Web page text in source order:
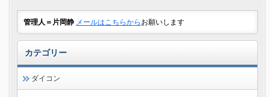
管理人＝片岡静 メールはこちらから お願いします
カテゴリー
ダイコン